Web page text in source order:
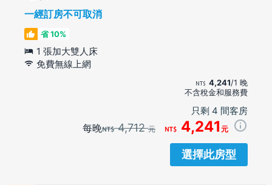
一經訂房不可取消
省 10%
1 張加大雙人床
免費無線上網
4,241/1 晚
不含稅金和服務費
只剩 4 間客房
每晚 4,712元 4,241 元
選擇此房型